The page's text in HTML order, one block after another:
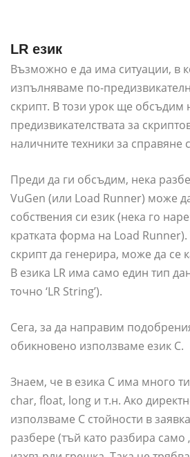
LR език
Възможно е да има ситуации, в
изпълняваме по-
скрипт. В този урок ще обсъдим
предизвикателствата за
наличните техники за справяне
Преди да ги обсъдим, нека
VuGen (или Load Runner) може
собствения си език (нека го
кратката форма на Load Runner).
скрипт да генерира, може да се
В езика LR има само един тип
точно ‘LR String’).
Сега, за да направим
обикновено използваме език C.
Знаем, че в езика C има много
char, float, long и т.н. Ако
използваме C стойности в
разбере (тъй като разбира само